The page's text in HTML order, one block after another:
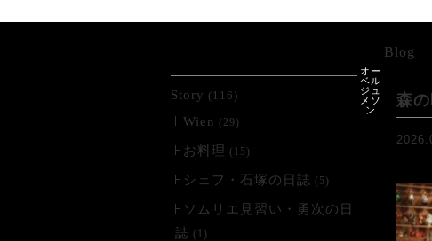
Blog
森
Story (116)
Wien (29)
お料理 (15)
シェフ・石塚の日誌 (5)
ソムリエ見習い・勇次の日
誌 (1)
オー
ベル
ジュ
メソ
ン